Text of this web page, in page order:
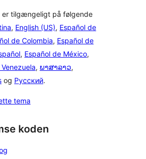
er tilgængeligt på følgende
, English (US), Español de
de Colombia, Español de
, Español de México,
, ພາສາລາວ,
og Русский.
tema
koden